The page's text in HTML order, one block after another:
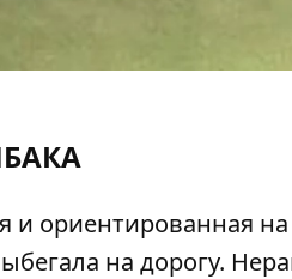
и ориентированная
на дорогу.